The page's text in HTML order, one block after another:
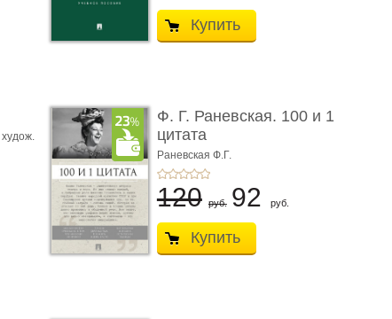
Купить
худож.
Ф. Г. Раневская. 100 и 1
цитата
Раневская Ф.Г.
120 руб. 92 руб.
Купить